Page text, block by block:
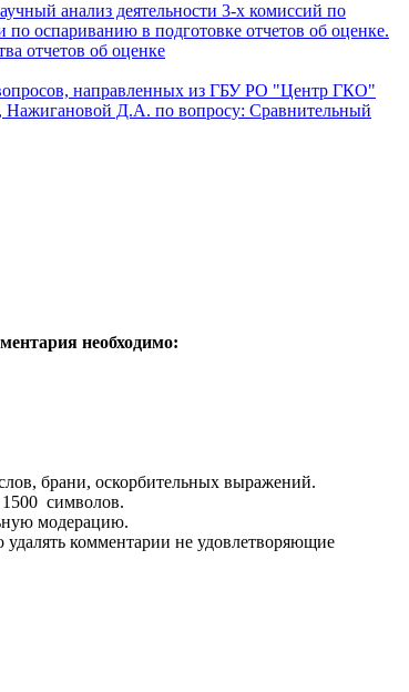
анализ деятельности 3-х комиссий по
оспариванию в подготовке отчетов об оценке.
отчетов об оценке
направленных из ГБУ РО "Центр ГКО"
Д.А. по вопросу: Сравнительный
необходимо:
брани, оскорбительных выражений.
символов.
модерацию.
удалять комментарии не удовлетворяющие